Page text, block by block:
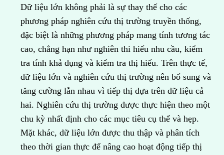
Dữ liệu lớn không phải là sự thay thế cho các
phương pháp nghiên cứu thị trường truyền thống,
đặc biệt là những phương pháp mang tính tương tác
cao, chẳng hạn như nghiên thi hiếu nhu cầu, kiểm
tra tính khả dụng và kiểm tra thị hiếu. Trên thực tế,
dữ liệu lớn và nghiên cứu thị trường nên bổ sung và
tăng cường lẫn nhau vì tiếp thị dựa trên dữ liệu cả
hai. Nghiên cứu thị trường được thực hiện theo một
chu kỳ nhất định cho các mục tiêu cụ thể và hẹp.
Mặt khác, dữ liệu lớn được thu thập và phân tích
theo thời gian thực để nâng cao hoạt động tiếp thị